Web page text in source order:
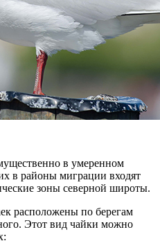
в умеренном
в районы миграции входят
зоны северной широты.
расположены по берегам
Этот вид чайки можно